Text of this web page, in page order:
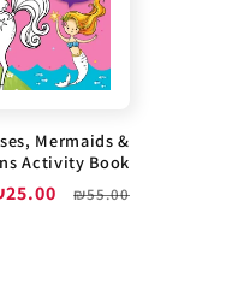
Mermaids &
Activity Book
מחיר
₪55.00
מחיר